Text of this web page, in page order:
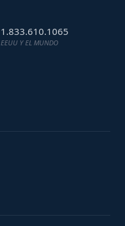
1.833.610.1065
EEUU Y EL MUNDO